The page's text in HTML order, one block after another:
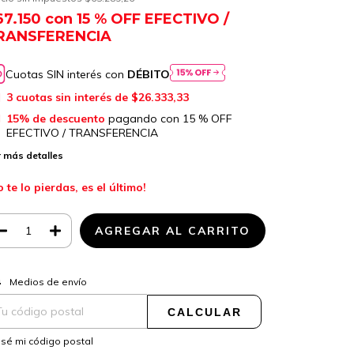
con 15 % OFF EFECTIVO /
Cuotas SIN interés con DÉBITO
3 cuotas sin interés de $26.333,33
15% de descuento pagando con 15 % OFF
EFECTIVO / TRANSFERENCIA
más detalles
te lo pierdas, es el último!
para el CP:
Medios de envío
CALCULAR
sé mi código postal